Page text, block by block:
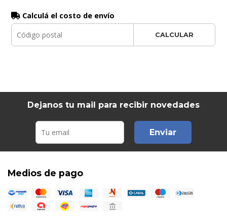
Calculá el costo de envío
CALCULAR
Dejanos tu mail para recibir novedades
Enviar
Medios de pago